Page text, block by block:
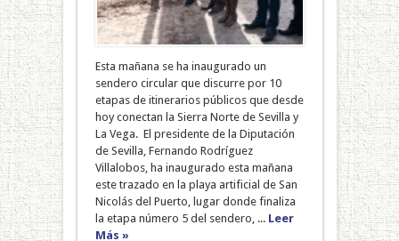
Esta mañana se ha inaugurado un
sendero circular que discurre por 10
etapas de itinerarios públicos que desde
hoy conectan la Sierra Norte de Sevilla y
La Vega. El presidente de la Diputación
de Sevilla, Fernando Rodríguez
Villalobos, ha inaugurado esta mañana
este trazado en la playa artificial de San
Nicolás del Puerto, lugar donde finaliza
la etapa número 5 del sendero, ... Leer
Más »